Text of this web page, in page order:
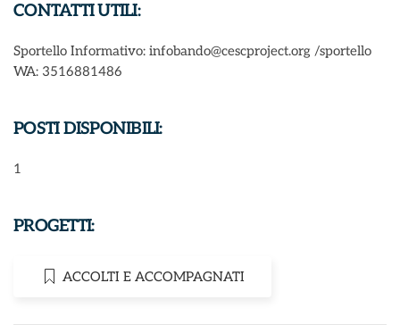
CONTATTI UTILI:
Sportello Informativo: infobando@cescproject.org /sportello
WA: 3516881486
POSTI DISPONIBILI:
1
PROGETTI:
ACCOLTI E ACCOMPAGNATI